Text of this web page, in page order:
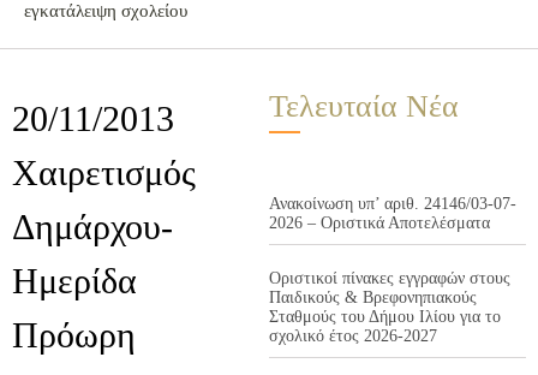
εγκατάλειψη σχολείου
20/11/2013
Χαιρετισμός
Δημάρχου-
Ημερίδα
Πρόωρη
Τελευταία Νέα
Ανακοίνωση υπ’ αριθ. 24146/03-07-
2026 – Οριστικά Αποτελέσματα
Οριστικοί πίνακες εγγραφών στους
Παιδικούς & Βρεφονηπιακούς
Σταθμούς του Δήμου Ιλίου για το
σχολικό έτος 2026-2027